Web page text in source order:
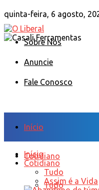
quinta-feira, 6 agosto,
Sobre Nós
Anuncie
Fale Conosco
Início
Cotidiano
Tudo
Início
Cotidiano
Tudo
Assim é a Vida